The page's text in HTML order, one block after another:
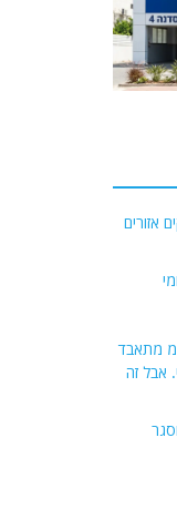
אזורים
מתאבד
אבל זה